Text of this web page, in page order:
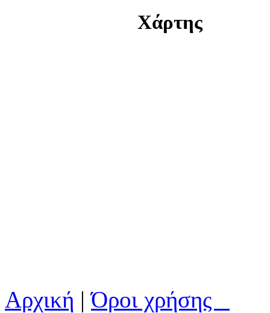
Χάρτης
Αρχική |Όροι χρήσης